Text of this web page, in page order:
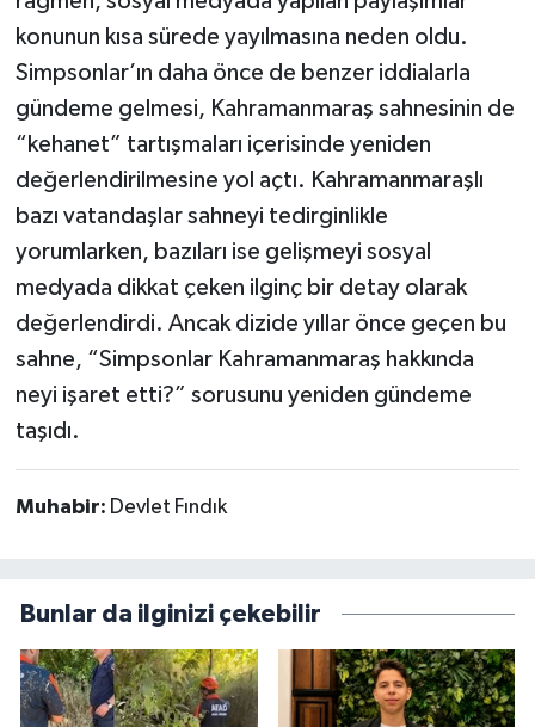
konunun kısa sürede yayılmasına neden oldu.
Simpsonlar’ın daha önce de benzer iddialarla
gündeme gelmesi, Kahramanmaraş sahnesinin de
“kehanet” tartışmaları içerisinde yeniden
değerlendirilmesine yol açtı. Kahramanmaraşlı
bazı vatandaşlar sahneyi tedirginlikle
yorumlarken, bazıları ise gelişmeyi sosyal
medyada dikkat çeken ilginç bir detay olarak
değerlendirdi. Ancak dizide yıllar önce geçen bu
sahne, “Simpsonlar Kahramanmaraş hakkında
neyi işaret etti?” sorusunu yeniden gündeme
taşıdı.
Muhabir: Devlet Fındık
Bunlar da ilginizi çekebilir